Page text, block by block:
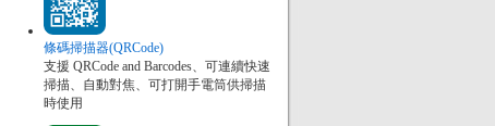
條碼掃描器(QRCode)
支援 QRCode and Barcodes、可連續快速
掃描、自動對焦、可打開手電筒供掃描
時使用